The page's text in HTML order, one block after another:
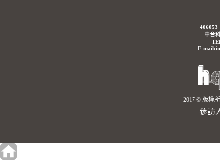
406053
中台
E-
2017 © 版權
參訪